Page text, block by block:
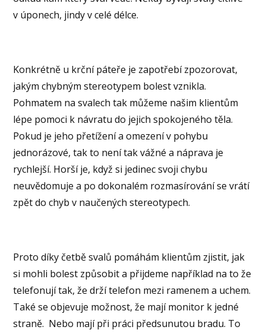
v úponech, jindy v celé délce.
Konkrétně u krční páteře je zapotřebí zpozorovat,
jakým chybným stereotypem bolest vznikla.
Pohmatem na svalech tak můžeme našim klientům
lépe pomoci k návratu do jejich spokojeného těla.
Pokud je jeho přetížení a omezení v pohybu
jednorázové, tak to není tak vážné a náprava je
rychlejší. Horší je, když si jedinec svoji chybu
neuvědomuje a po dokonalém rozmasírování se vrátí
zpět do chyb v naučených stereotypech.
Proto díky četbě svalů pomáhám klientům zjistit, jak
si mohli bolest způsobit a přijdeme například na to že
telefonují tak, že drží telefon mezi ramenem a uchem.
Také se objevuje možnost, že mají monitor k jedné
straně. Nebo mají při práci předsunutou bradu. To